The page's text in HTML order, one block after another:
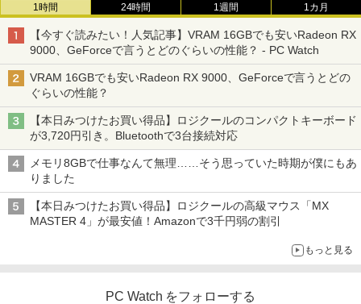
1時間 24時間 1週間 1カ月
【今すぐ読みたい！人気記事】VRAM 16GBでも安いRadeon RX
9000、GeForceで言うとどのぐらいの性能？ - PC Watch
VRAM 16GBでも安いRadeon RX 9000、GeForceで言うとどの
ぐらいの性能？
【本日みつけたお買い得品】ロジクールのコンパクトキーボード
が3,720円引き。Bluetoothで3台接続対応
メモリ8GBで仕事なんて無理……そう思っていた時期が僕にもあ
りました
【本日みつけたお買い得品】ロジクールの高級マウス「MX
MASTER 4」が最安値！Amazonで3千円弱の割引
もっと見る
PC Watch をフォローする